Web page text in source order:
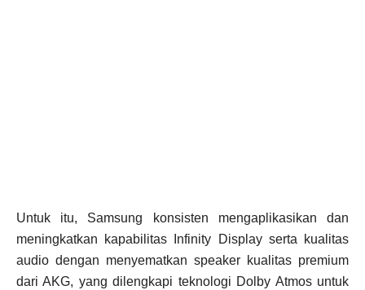
Untuk itu, Samsung konsisten mengaplikasikan dan
meningkatkan kapabilitas Infinity Display serta kualitas
audio dengan menyematkan speaker kualitas premium
dari AKG, yang dilengkapi teknologi Dolby Atmos untuk